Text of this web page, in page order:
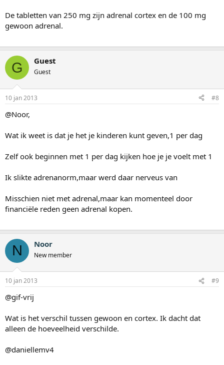
De tabletten van 250 mg zijn adrenal cortex en de 100 mg
gewoon adrenal.
G Guest
Guest
10 jan 2013 #8
@Noor,
Wat ik weet is dat je het je kinderen kunt geven,1 per dag
Zelf ook beginnen met 1 per dag kijken hoe je je voelt met 1
Ik slikte adrenanorm,maar werd daar nerveus van
Misschien niet met adrenal,maar kan momenteel door
financiële reden geen adrenal kopen.
N Noor
New member
10 jan 2013 #9
@gif-vrij
Wat is het verschil tussen gewoon en cortex. Ik dacht dat
alleen de hoeveelheid verschilde.
@daniellemv4